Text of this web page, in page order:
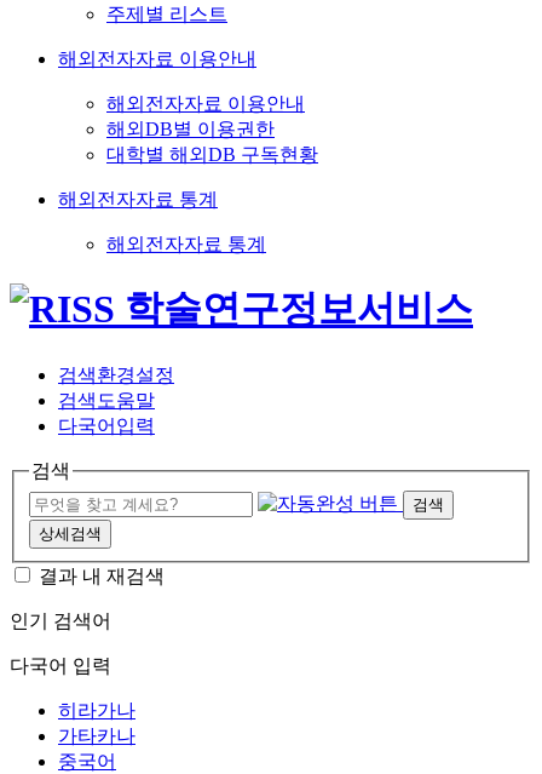
주제별 리스트
해외전자자료 이용안내
해외전자자료 이용안내
해외DB별 이용권한
대학별 해외DB 구독현황
해외전자자료 통계
해외전자자료 통계
검색환경설정
검색도움말
다국어입력
검색
검색
상세검색
결과 내 재검색
인기 검색어
다국어 입력
히라가나
가타카나
중국어